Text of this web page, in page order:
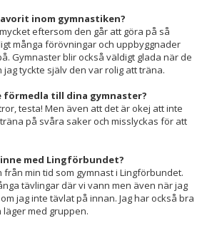
inom gymnastiken?
eftersom den går att göra på så
många förövningar och uppbyggnader
Gymnaster blir också väldigt glada när de
tyckte själv den var rolig att träna.
förmedla till dina gymnaster?
testa! Men även att det är okej att inte
på svåra saker och misslyckas för att
med Lingförbundet?
från min tid som gymnast i Lingförbundet.
tävlingar där vi vann men även när jag
jag inte tävlat på innan. Jag har också bra
med gruppen.